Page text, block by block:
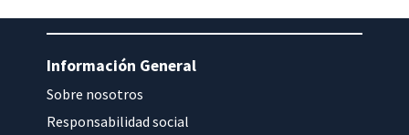
Información General
Sobre nosotros
Responsabilidad social